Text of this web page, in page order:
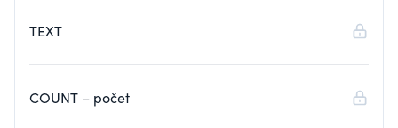
TEXT
COUNT – počet